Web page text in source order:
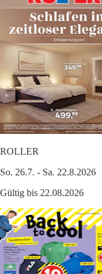
ROLLER
So. 26.7. - Sa. 22.8.2026
Gültig bis 22.08.2026